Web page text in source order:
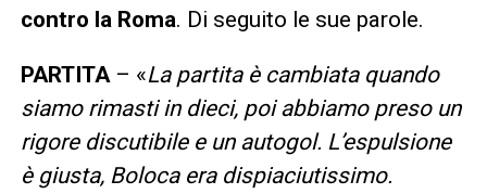
contro la Roma. Di seguito le sue parole.
PARTITA – «La partita è cambiata quando
siamo rimasti in dieci, poi abbiamo preso un
rigore discutibile e un autogol. L’espulsione
è giusta, Boloca era dispiaciutissimo.